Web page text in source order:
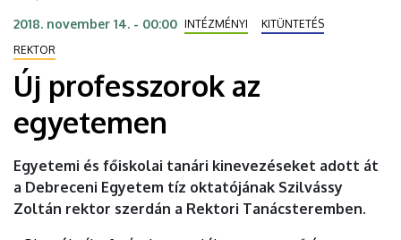
DEBRECENI
EGYETEM
2018. november 14. - 00:00 INTÉZMÉNYI
KITÜNTETÉS
REKTOR
Új professzorok az
egyetemen
Egyetemi és főiskolai tanári kinevezéseket adott át
a Debreceni Egyetem tíz oktatójának Szilvássy
Zoltán rektor szerdán a Rektori Tanácsteremben.